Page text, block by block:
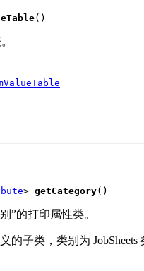
()
> getCategory()
”的打印属性类。
的子类，类别为 JobSheets